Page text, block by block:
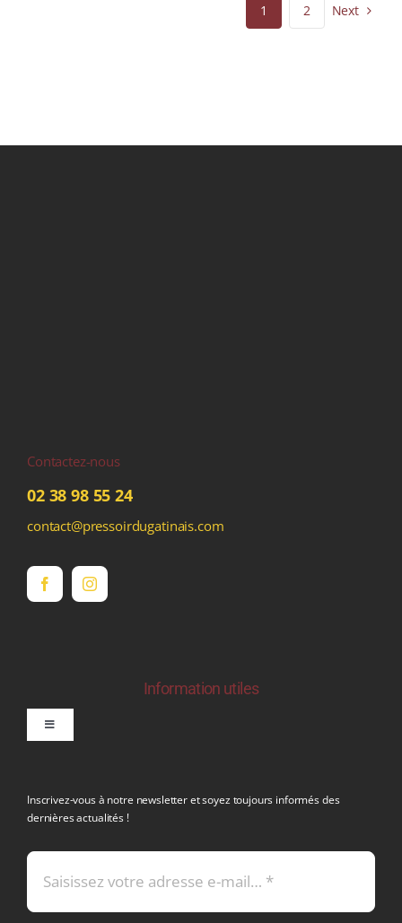
1 2 Next
Contactez-nous
02 38 98 55 24
contact@pressoirdugatinais.com
Information utiles
Toggle
Mentions légales
Inscrivez-vous à notre newsletter et soyez toujours informés des
dernières actualités !